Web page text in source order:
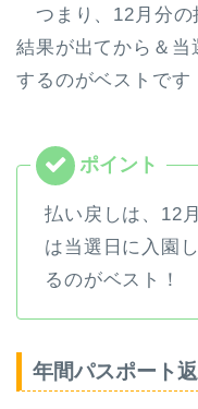
つまり、12月分の
結果が出てから＆当
するのがベストです
払い戻しは、12
は当選日に入園
るのがベスト！
年間パスポート